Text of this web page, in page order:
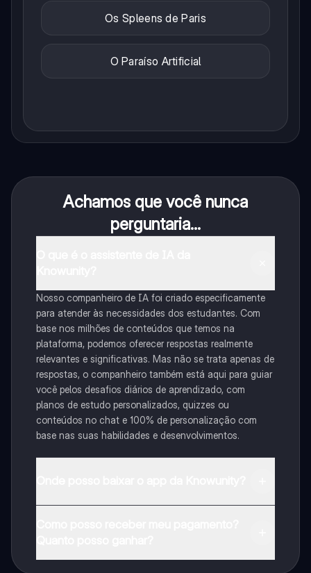
Os Spleens de Paris
O Paraíso Artificial
Achamos que você nunca
perguntaria...
Nosso companheiro de IA foi criado especificamente
para atender às necessidades dos estudantes. Com
base nos milhões de conteúdos que temos na
plataforma, podemos oferecer respostas realmente
relevantes e significativas. Mas não se trata apenas de
respostas, o companheiro também está aqui para guiar
você pelos desafios diários de aprendizado, com
planos de estudo personalizados, quizzes ou
conteúdos no chat e 100% de personalização com
base nas suas habilidades e desenvolvimentos.